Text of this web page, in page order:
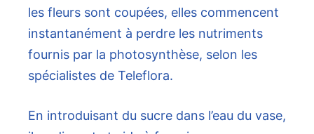
les fleurs sont coupées, elles commencent
instantanément à perdre les nutriments
fournis par la photosynthèse, selon les
spécialistes de Teleflora.
En introduisant du sucre dans l’eau du vase,